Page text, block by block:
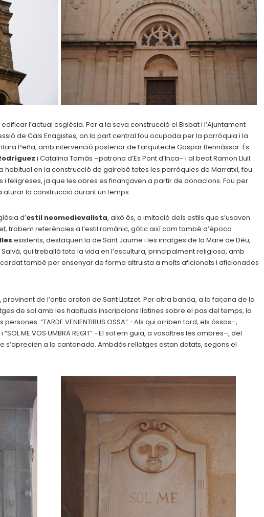
l’actual església. Per a la seva construcció el Bisbat i l’Ajuntament
de Cals Enagistes, on la part central fou ocupada per la parròquia i la
Peña, amb intervenció posterior de l’arquitecte Gaspar Bennàssar. És
i Catalina Tomàs –patrona d’Es Pont d’Inca– i al beat Ramon Llull.
habitual en la construcció de gairebé totes les parròquies de Marratxí, fou
feligreses, ja que les obres es finançaven a partir de donacions. Fou per
la construcció durant un temps.
d’estil neomedievalista, això és, a imitació dels estils que s’usaven
trobem referències a l’estil romànic, gòtic així com també d’època
existents, destaquen la de Sant Jaume i les imatges de la Mare de Déu,
qui treballà tota la vida en l’escultura, principalment religiosa, amb
també per ensenyar de forma altruista a molts aficionats i aficionades
de l’antic oratori de Sant Llatzet. Per altra banda, a la façana de la
de sol amb les habituals inscripcions llatines sobre el pas del temps, la
“TARDE VENIENTIBUS OSSA” –Als qui arriben tard, els óssos–,
ME VOS UMBRA REGIT” –El sol em guia, a vosaltres les ombres–, del
s’aprecien a la cantonada. Ambdós rellotges estan datats, segons el